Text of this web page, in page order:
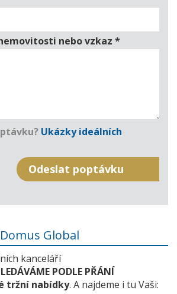
nebo vzkaz *
Ukázky ideálních
Global
kanceláří
PODLE PŘÁNÍ
tržní nabídky. A najdeme i tu Vaši: